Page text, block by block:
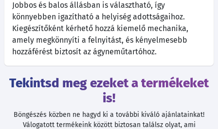
Jobbos és balos állásban is választható, így
könnyebben igazítható a helyiség adottságaihoz.
Kiegészítőként kérhető hozzá kiemelő mechanika,
amely megkönnyíti a felnyitást, és kényelmesebb
hozzáférést biztosít az ágyneműtartóhoz.
Tekintsd meg ezeket a termékeket
is!
Böngészés közben ne hagyd ki a további kiváló ajánlatainkat!
Válogatott termékeink között biztosan találsz olyat, ami